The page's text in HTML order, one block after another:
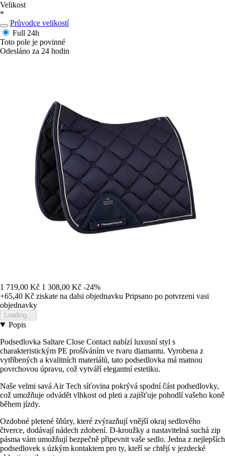
Velikost
*
Průvodce velikostí
Full 24h
Toto pole je povinné
Odesláno za 24 hodin
1 719,00 Kč 1 308,00 Kč -24%
+65,40 Kč ziskate na dalsi objednavku Pripsano po potvrzeni vasi
objednavky
Loading...
Popis
Podsedlovka Saltare Close Contact nabízí luxusní styl s
charakteristickým PE prošíváním ve tvaru diamantu. Vyrobena z
vytříbených a kvalitních materiálů, tato podsedlovka má matnou
povrchovou úpravu, což vytváří elegantní estetiku.
Naše velmi savá Air Tech síťovina pokrývá spodní část podsedlovky,
což umožňuje odvádět vlhkost od pleti a zajišťuje pohodlí vašeho koně
během jízdy.
Ozdobné pletené šňůry, které zvýrazňují vnější okraj sedlového
čtverce, dodávají nádech zdobení. D-kroužky a nastavitelná suchá zip
pásma vám umožňují bezpečně připevnit vaše sedlo. Jedna z nejlepších
podsedlovek s úzkým kontaktem pro ty, kteří se chtějí v jezdecké